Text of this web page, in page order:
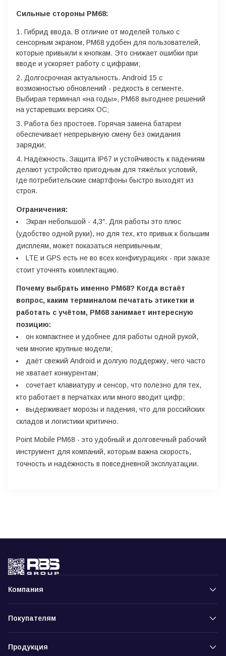
Сильные стороны PM68:
Гибрид ввода. В отличие от моделей только с
сенсорным экраном, PM68 удобен для пользователей,
которые привыкли к кнопкам. Это снижает ошибки при
вводе и ускоряет работу с цифрами;
Долгосрочная актуальность. Android 15 с
возможностью обновлений - редкость в сегменте.
Выбирая терминал «на годы», PM68 выгоднее решений
на устаревших версиях ОС;
Работа без простоев. Горячая замена батареи
обеспечивает непрерывную смену без ожидания
зарядки;
Надёжность. Защита IP67 и устойчивость к падениям
делают устройство пригодным для тяжёлых условий,
где потребительские смартфоны быстро выходят из
строя.
Ограничения:
Экран небольшой - 4,3″. Для работы это плюс
(удобство одной руки), но для тех, кто привык к большим
дисплеям, может показаться непривычным;
LTE и GPS есть не во всех конфигурациях - при заказе
стоит уточнять комплектацию.
Почему выбрать именно PM68? Когда встаёт
вопрос, каким терминалом печатать этикетки и
работать с учётом, PM68 занимает интересную
позицию:
он компактнее и удобнее для работы одной рукой,
чем многие крупные модели;
даёт свежий Android и долгую поддержку, чего часто
не хватает конкурентам;
сочетает клавиатуру и сенсор, что полезно для тех,
кто работает в перчатках или много вводит цифр;
выдерживает морозы и падения, что для российских
складов и логистики критично.
Point Mobile PM68 - это удобный и долговечный рабочий
инструмент для компаний, которым важна скорость,
точность и надёжность в повседневной эксплуатации.
Компания
Покупателям
Продукция